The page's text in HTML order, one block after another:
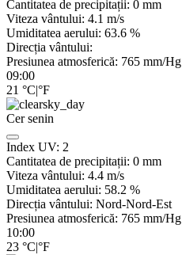
Cantitatea de precipitații: 0 mm
Viteza vântului: 4.1 m/s
Umiditatea aerului: 63.6 %
Direcția vântului:
Presiunea atmosferică: 765 mm/Hg
09:00
21 °C|°F
Cer senin
Index UV: 2
Cantitatea de precipitații: 0 mm
Viteza vântului: 4.4 m/s
Umiditatea aerului: 58.2 %
Direcția vântului: Nord-Nord-Est
Presiunea atmosferică: 765 mm/Hg
10:00
23 °C|°F